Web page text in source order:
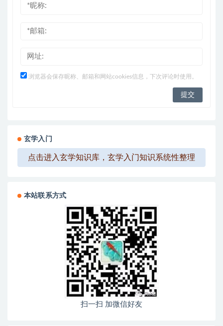
浏览器会保存昵称、邮箱和网站cookies信息，下次评论时使用。
玄学入门
点击进入玄学知识库，玄学入门知识系统性整理
本站联系方式
扫一扫 加微信好友